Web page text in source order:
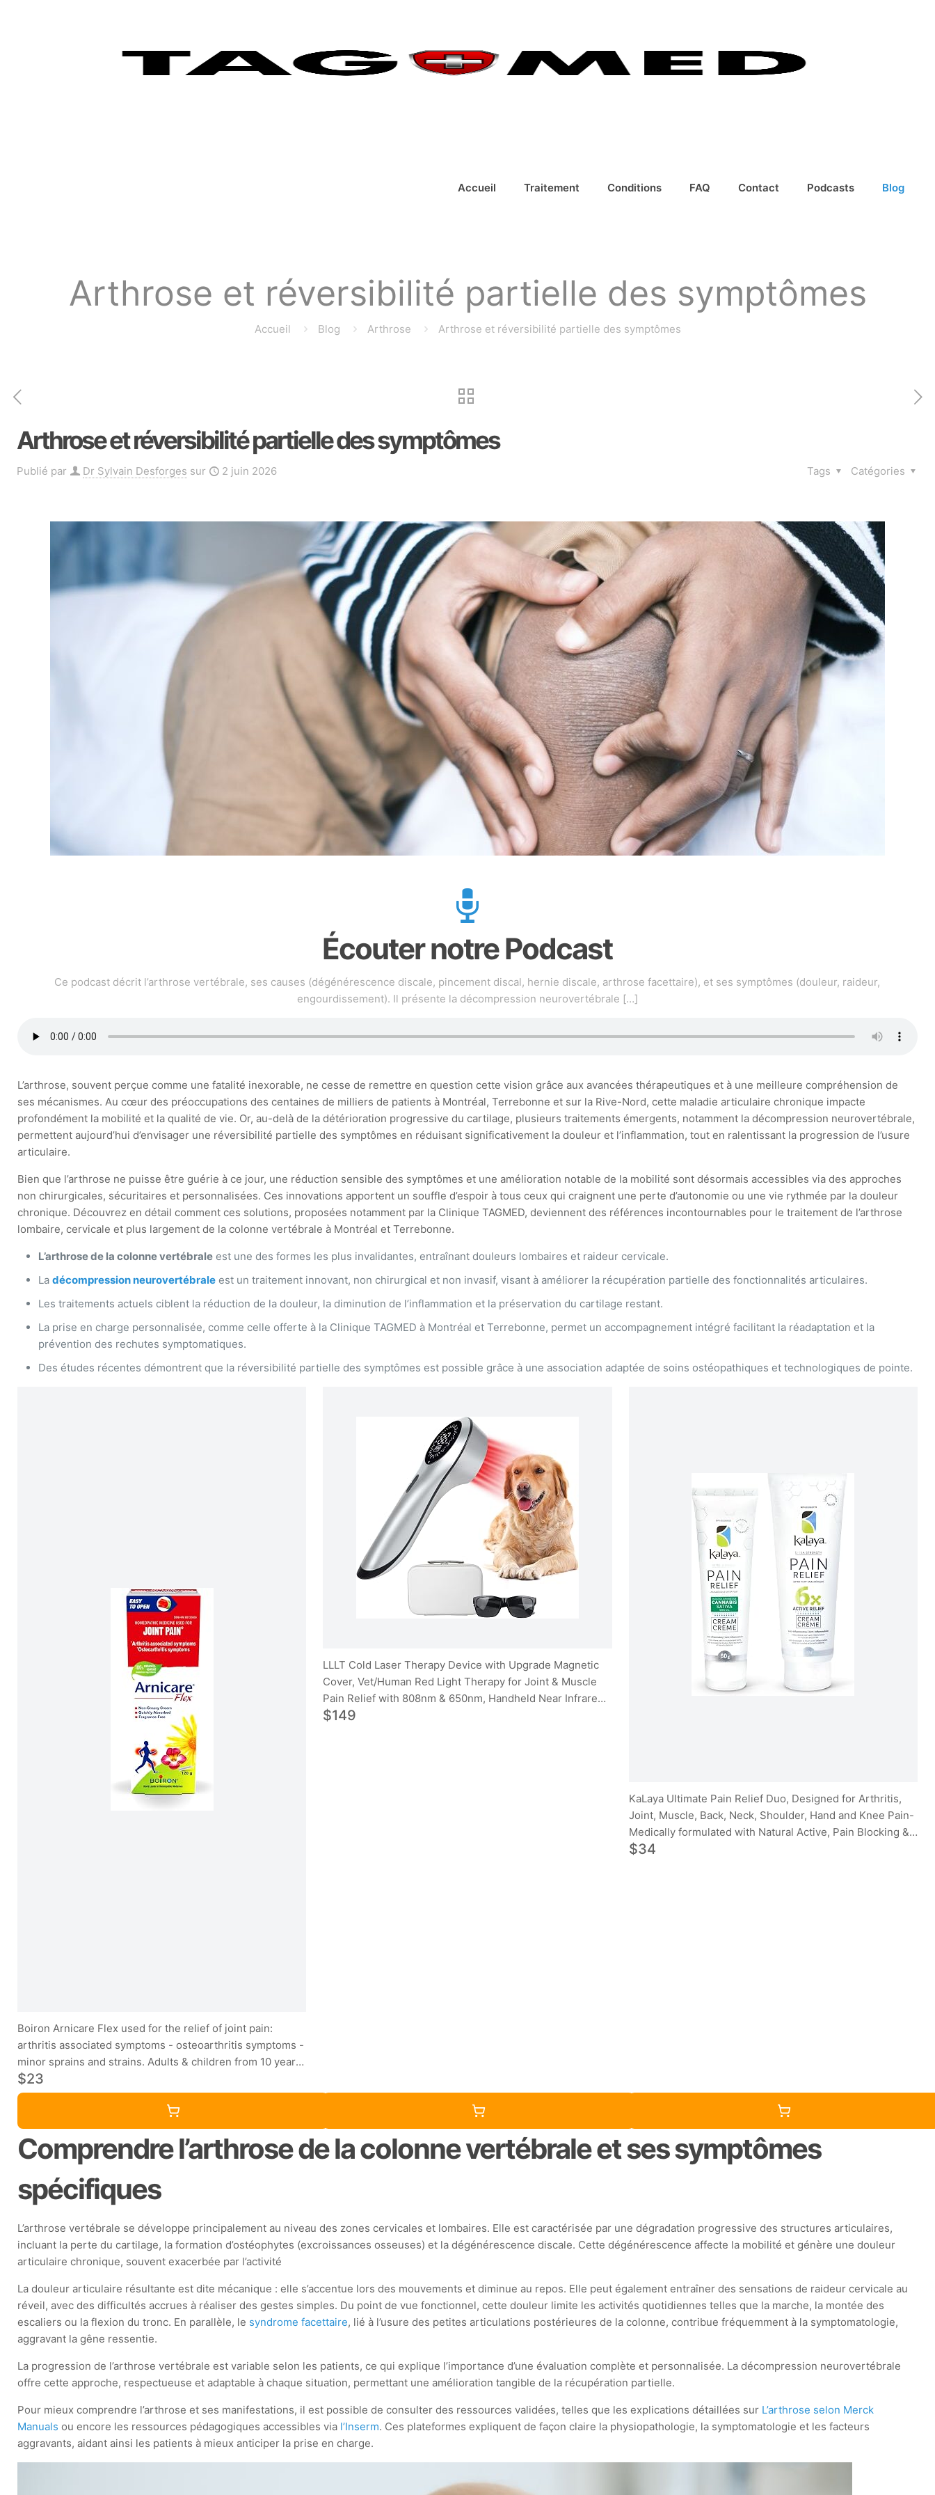
Accueil Traitement Conditions FAQ Contact Podcasts Blog
Arthrose et réversibilité partielle des symptômes
Accueil Blog Arthrose Arthrose et réversibilité partielle des symptômes
Arthrose et réversibilité partielle des symptômes
Publié par Dr Sylvain Desforges sur 2 juin 2026 Catégories
Tags
Écouter notre Podcast
Ce podcast décrit l’arthrose vertébrale, ses causes (dégénérescence discale, pincement discal, hernie discale, arthrose facettaire), et ses symptômes (douleur, raideur,
engourdissement). Il présente la décompression neurovertébrale […]
L’arthrose, souvent perçue comme une fatalité inexorable, ne cesse de remettre en question cette vision grâce aux avancées thérapeutiques et à une meilleure compréhension de
ses mécanismes. Au cœur des préoccupations des centaines de milliers de patients à Montréal, Terrebonne et sur la Rive-Nord, cette maladie articulaire chronique impacte
profondément la mobilité et la qualité de vie. Or, au-delà de la détérioration progressive du cartilage, plusieurs traitements émergents, notamment la décompression neurovertébrale,
permettent aujourd’hui d’envisager une réversibilité partielle des symptômes en réduisant significativement la douleur et l’inflammation, tout en ralentissant la progression de l’usure
articulaire.
Bien que l’arthrose ne puisse être guérie à ce jour, une réduction sensible des symptômes et une amélioration notable de la mobilité sont désormais accessibles via des approches
non chirurgicales, sécuritaires et personnalisées. Ces innovations apportent un souffle d’espoir à tous ceux qui craignent une perte d’autonomie ou une vie rythmée par la douleur
chronique. Découvrez en détail comment ces solutions, proposées notamment par la Clinique TAGMED, deviennent des références incontournables pour le traitement de l’arthrose
lombaire, cervicale et plus largement de la colonne vertébrale à Montréal et Terrebonne.
L’arthrose de la colonne vertébrale est une des formes les plus invalidantes, entraînant douleurs lombaires et raideur cervicale.
Ladécompression neurovertébrale est un traitement innovant, non chirurgical et non invasif, visant à améliorer la récupération partielle des fonctionnalités articulaires.
Les traitements actuels ciblent la réduction de la douleur, la diminution de l’inflammation et la préservation du cartilage restant.
La prise en charge personnalisée, comme celle offerte à la Clinique TAGMED à Montréal et Terrebonne, permet un accompagnement intégré facilitant la réadaptation et la
prévention des rechutes symptomatiques.
Des études récentes démontrent que la réversibilité partielle des symptômes est possible grâce à une association adaptée de soins ostéopathiques et technologiques de pointe.
Boiron Arnicare Flex used for the relief of joint pain:
arthritis associated symptoms - osteoarthritis symptoms -
minor sprains and strains. Adults & children from 10 years
old.
$23
LLLT Cold Laser Therapy Device with Upgrade Magnetic
Cover, Vet/Human Red Light Therapy for Joint & Muscle
Pain Relief with 808nm & 650nm, Handheld Near Infrared
Light Therapy for Pets Dogs Cats
$149
KaLaya Ultimate Pain Relief Duo, Designed for Arthritis,
Joint, Muscle, Back, Neck, Shoulder, Hand and Knee Pain-
Medically formulated with Natural Active, Pain Blocking &
Anti inflammatory Ingredients
$34
Comprendre l’arthrose de la colonne vertébrale et ses symptômes
spécifiques
L’arthrose vertébrale se développe principalement au niveau des zones cervicales et lombaires. Elle est caractérisée par une dégradation progressive des structures articulaires,
incluant la perte du cartilage, la formation d’ostéophytes (excroissances osseuses) et la dégénérescence discale. Cette dégénérescence affecte la mobilité et génère une douleur
articulaire chronique, souvent exacerbée par l’activité
La douleur articulaire résultante est dite mécanique : elle s’accentue lors des mouvements et diminue au repos. Elle peut également entraîner des sensations de raideur cervicale au
réveil, avec des difficultés accrues à réaliser des gestes simples. Du point de vue fonctionnel, cette douleur limite les activités quotidiennes telles que la marche, la montée des
escaliers ou la flexion du tronc. En parallèle, le syndrome facettaire, lié à l’usure des petites articulations postérieures de la colonne, contribue fréquemment à la symptomatologie,
aggravant la gêne ressentie.
La progression de l’arthrose vertébrale est variable selon les patients, ce qui explique l’importance d’une évaluation complète et personnalisée. La décompression neurovertébrale
offre cette approche, respectueuse et adaptable à chaque situation, permettant une amélioration tangible de la récupération partielle.
Pour mieux comprendre l’arthrose et ses manifestations, il est possible de consulter des ressources validées, telles que les explications détaillées sur L’arthrose selon Merck
Manuals ou encore les ressources pédagogiques accessibles via l’Inserm. Ces plateformes expliquent de façon claire la physiopathologie, la symptomatologie et les facteurs
aggravants, aidant ainsi les patients à mieux anticiper la prise en charge.